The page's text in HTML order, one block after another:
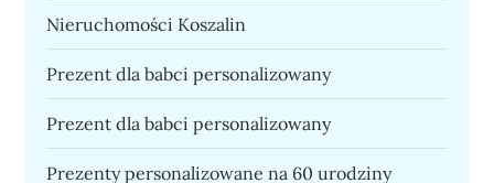
Nieruchomości Koszalin
Prezent dla babci personalizowany
Prezent dla babci personalizowany
Prezenty personalizowane na 60 urodziny